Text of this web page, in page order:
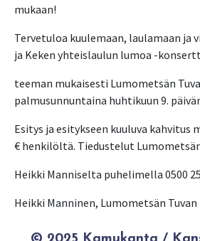
mukaan!
Tervetuloa kuulemaan, laulamaan ja
ja Keken yhteislaulun lumoa -
teeman mukaisesti Lumometsän
palmusunnuntaina huhtikuun 9.
Esitys ja esitykseen kuuluva kahvitus
€ henkilöltä. Tiedustelut
Heikki Manniselta puhelimella 0500
Heikki Manninen, Lumometsän